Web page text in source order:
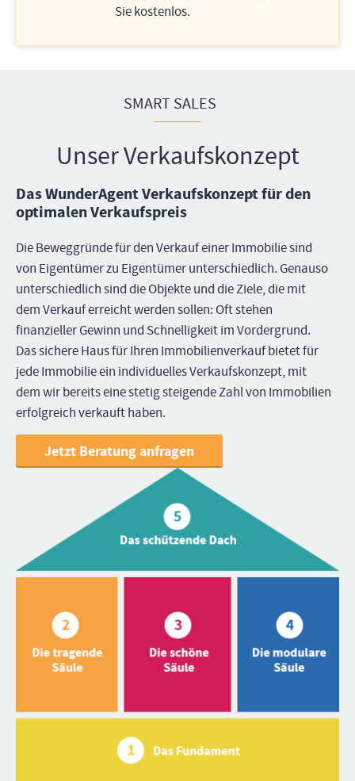
Sie kostenlos.
SMART SALES
Unser Verkaufskonzept
Das WunderAgent Verkaufskonzept für den
optimalen Verkaufspreis
Die Beweggründe für den Verkauf einer Immobilie sind
von Eigentümer zu Eigentümer unterschiedlich. Genauso
unterschiedlich sind die Objekte und die Ziele, die mit
dem Verkauf erreicht werden sollen: Oft stehen
finanzieller Gewinn und Schnelligkeit im Vordergrund.
Das sichere Haus für Ihren Immobilienverkauf bietet für
jede Immobilie ein individuelles Verkaufskonzept, mit
dem wir bereits eine stetig steigende Zahl von Immobilien
erfolgreich verkauft haben.
Jetzt Beratung anfragen